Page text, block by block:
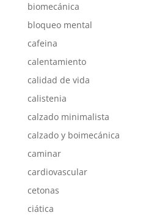
biomecánica
bloqueo mental
cafeina
calentamiento
calidad de vida
calistenia
calzado minimalista
calzado y boimecánica
caminar
cardiovascular
cetonas
ciática